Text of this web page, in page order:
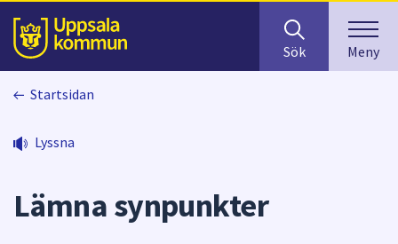
Till sidans
huvudinnehåll
efter
innehåll
på
i
Sök Meny
Startsidan
Lyssna
Lämna synpunkter